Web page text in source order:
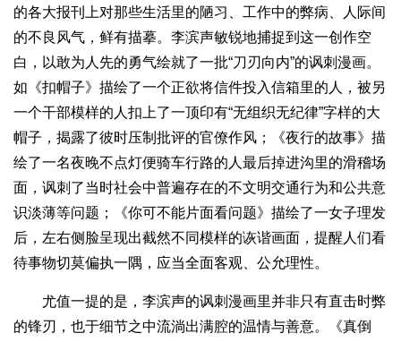
的各大报刊上对那些生活里的陋习、工作中的弊病、人际间
的不良风气，鲜有描摹。李滨声敏锐地捕捉到这一创作空
白，以敢为人先的勇气绘就了一批“刀刃向内”的讽刺漫画。
如《扣帽子》描绘了一个正欲将信件投入信箱里的人，被另
一个干部模样的人扣上了一顶印有“无组织无纪律”字样的大
帽子，揭露了彼时压制批评的官僚作风；《夜行的故事》描
绘了一名夜晚不点灯便骑车行路的人最后掉进沟里的滑稽场
面，讽刺了当时社会中普遍存在的不文明交通行为和公共意
识淡薄等问题；《你可不能片面看问题》描绘了一女子理发
后，左右侧脸呈现出截然不同模样的诙谐画面，提醒人们看
待事物切莫偏执一隅，应当全面客观、公允理性。
尤值一提的是，李滨声的讽刺漫画里并非只有直击时弊
的锋刃，也于细节之中流淌出满腔的温情与善意。《真倒